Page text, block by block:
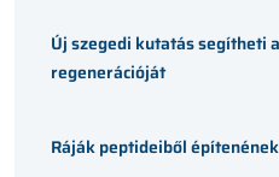
Új szegedi kutatás segítheti
regenerációját
Ráják peptideiből